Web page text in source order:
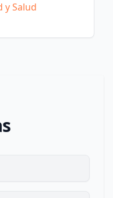
y Salud